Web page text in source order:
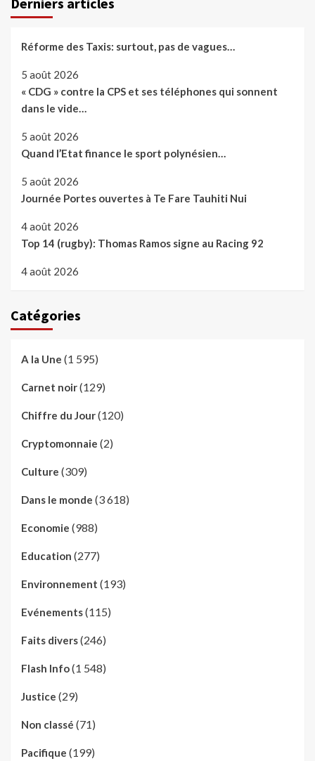
Réforme des Taxis: surtout, pas de vagues…
5 août 2026
« CDG » contre la CPS et ses téléphones qui sonnent
dans le vide…
5 août 2026
Quand l’Etat finance le sport polynésien…
5 août 2026
Journée Portes ouvertes à Te Fare Tauhiti Nui
4 août 2026
Top 14 (rugby): Thomas Ramos signe au Racing 92
4 août 2026
Catégories
A la Une (1 595)
Carnet noir(129)
Chiffre du Jour(120)
Cryptomonnaie (2)
Culture (309)
Dans le monde (3 618)
Economie (988)
Education (277)
Environnement (193)
Evénements(115)
Faits divers(246)
Flash Info(1 548)
Justice (29)
Non classé (71)
Pacifique (199)